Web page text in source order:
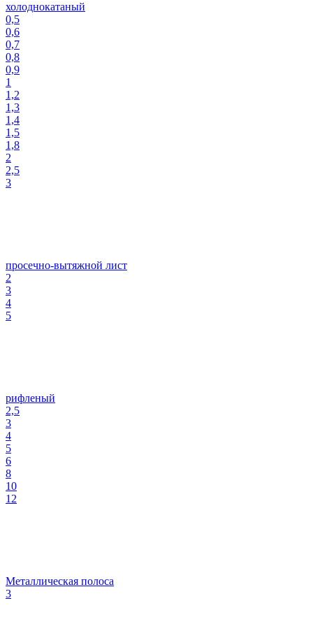
холоднокатаный
0,5
0,6
0,7
0,8
0,9
1
1,2
1,3
1,4
1,5
1,8
2
2,5
3
просечно-вытяжной лист
2
3
4
5
рифленый
2,5
3
4
5
6
8
10
12
Металлическая полоса
3